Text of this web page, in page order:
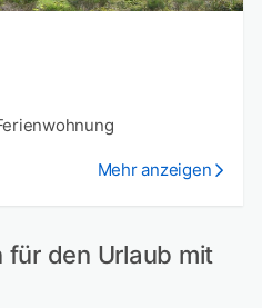
Mehr anzeigen
für den Urlaub mit